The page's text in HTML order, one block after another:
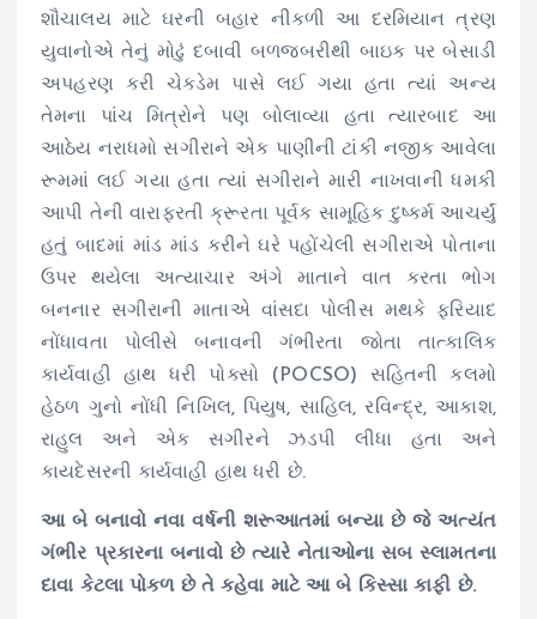
શૌચાલય માટે ઘરની બહાર નીકળી આ દરમિયાન ત્રણ
યુવાનોએ તેનું મોઢું દબાવી બળજબરીથી બાઇક પર બેસાડી
અપહરણ કરી ચેકડેમ પાસે લઈ ગયા હતા ત્યાં અન્ય
તેમના પાંચ મિત્રોને પણ બોલાવ્યા હતા ત્યારબાદ આ
આઠેય નરાધમો સગીરાને એક પાણીની ટાંકી નજીક આવેલા
રૂમમાં લઈ ગયા હતા ત્યાં સગીરાને મારી નાખવાની ધમકી
આપી તેની વારાફરતી ક્રૂરતા પૂર્વક સામૂહિક દુષ્કર્મ આચર્યું
હતું બાદમાં માંડ માંડ કરીને ઘરે પહોંચેલી સગીરાએ પોતાના
ઉપર થયેલા અત્યાચાર અંગે માતાને વાત કરતા ભોગ
બનનાર સગીરાની માતાએ વાંસદા પોલીસ મથકે ફરિયાદ
નોંધાવતા પોલીસે બનાવની ગંભીરતા જોતા તાત્કાલિક
કાર્યવાહી હાથ ધરી પોક્સો (POCSO) સહિતની કલમો
હેઠળ ગુનો નોંધી નિખિલ, પિયુષ, સાહિલ, રવિન્દ્ર, આકાશ,
રાહુલ અને એક સગીરને ઝડપી લીધા હતા અને
કાયદેસરની કાર્યવાહી હાથ ધરી છે.
આ બે બનાવો નવા વર્ષની શરૂઆતમાં બન્યા છે જે અત્યંત
ગંભીર પ્રકારના બનાવો છે ત્યારે નેતાઓના સબ સ્લામતના
દાવા કેટલા પોકળ છે તે કહેવા માટે આ બે કિસ્સા કાફી છે.